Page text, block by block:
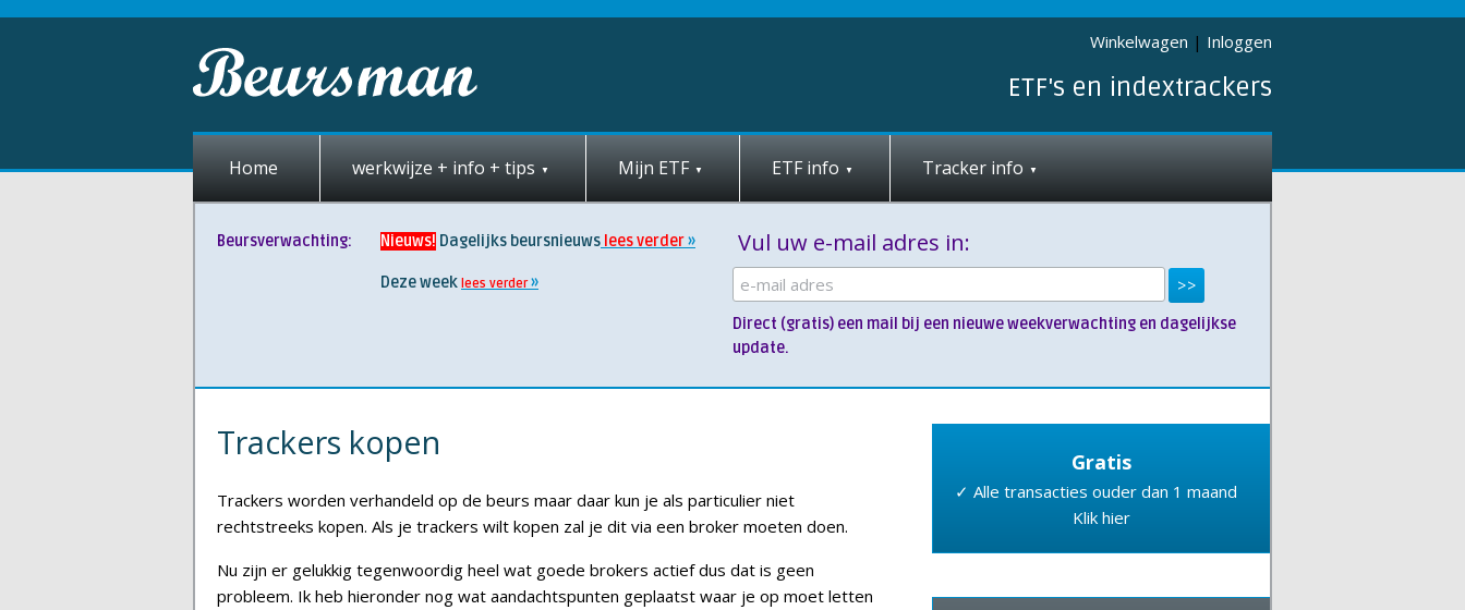
Winkelwagen | Inloggen
ETF's en indextrackers
Home werkwijze + info + tips Mijn ETF ETF info Tracker info
Beursverwachting: Nieuws! Dagelijks beursnieuws lees verder
Deze week lees verder
Vul uw e-mail adres in:
Direct (gratis) een mail bij een nieuwe weekverwachting en dagelijkse
update.
Trackers kopen
Trackers worden verhandeld op de beurs maar daar kun je als particulier niet
rechtstreeks kopen. Als je trackers wilt kopen zal je dit via een broker moeten doen.
Nu zijn er gelukkig tegenwoordig heel wat goede brokers actief dus dat is geen
probleem. Ik heb hieronder nog wat aandachtspunten geplaatst waar je op moet letten
Gratis
✓ Alle transacties ouder dan 1 maand
Klik hier